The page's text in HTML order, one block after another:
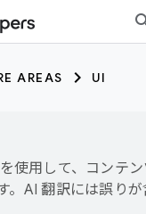
AREAS UI
使用して、コンテ
。AI 翻訳には誤り